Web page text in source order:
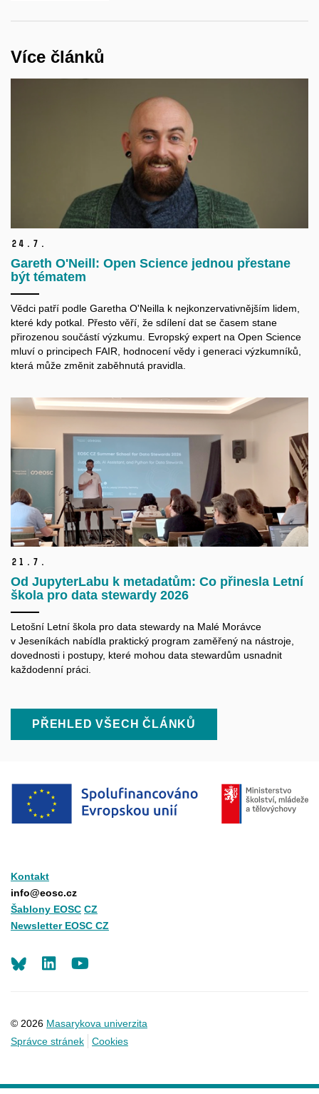
Více článků
24. 7.
Gareth O'Neill: Open Science jednou přestane
být tématem
Vědci patří podle Garetha O'Neilla k nejkonzervativnějším lidem,
které kdy potkal. Přesto věří, že sdílení dat se časem stane
přirozenou součástí výzkumu. Evropský expert na Open Science
mluví o principech FAIR, hodnocení vědy i generaci výzkumníků,
která může změnit zaběhnutá pravidla.
21. 7.
Od JupyterLabu k metadatům: Co přinesla Letní
škola pro data stewardy 2026
Letošní Letní škola pro data stewardy na Malé Morávce
v Jeseníkách nabídla praktický program zaměřený na nástroje,
dovednosti i postupy, které mohou data stewardům usnadnit
každodenní práci.
PŘEHLED VŠECH ČLÁNKŮ
Kontakt
info@eosc.cz
Šablony EOSC CZ
Newsletter EOSC CZ
© 2026 Masarykova univerzita
Správce stránek
Cookies
LinkedIn